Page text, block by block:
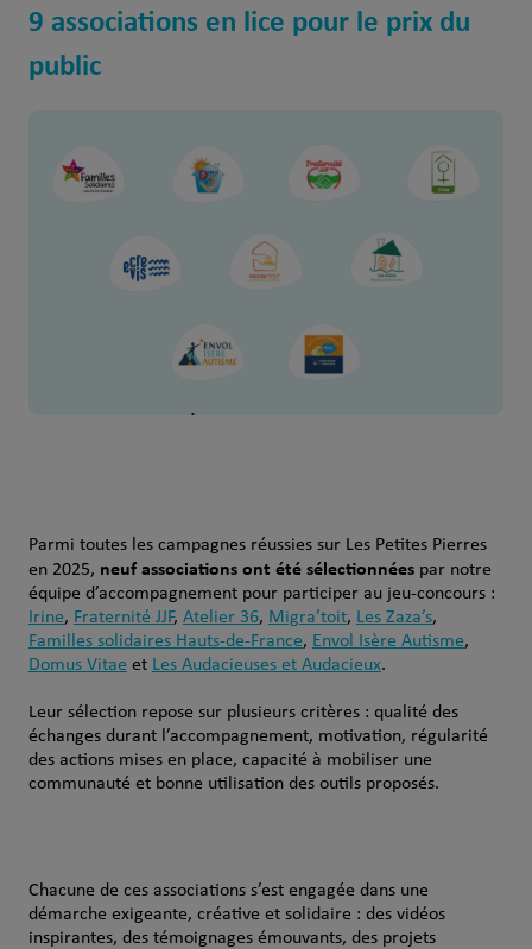
9 associations en lice pour le prix du
public
Parmi toutes les campagnes réussies sur Les Petites Pierres
en 2025, neuf associations ont été sélectionnéespar notre
équipe d’accompagnement pour participer au jeu‑concours :
Irine, Fraternité JJF, Atelier 36, Migra’toit, Les Zaza’s,
Familles solidaires Hauts-de-France, Envol Isère Autisme,
Domus Vitae et Les Audacieuses et Audacieux.
Leur sélection repose sur plusieurs critères : qualité des
échanges durant l’accompagnement, motivation, régularité
des actions mises en place, capacité à mobiliser une
communauté et bonne utilisation des outils proposés.
Chacune de ces associations s’est engagée dans une
démarche exigeante, créative et solidaire : des vidéos
inspirantes, des témoignages émouvants, des projets